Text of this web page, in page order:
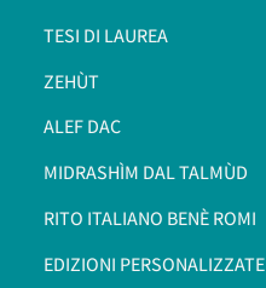
TESI DI LAUREA
ZEHÙT
ALEF DAC
MIDRASHÌM DAL TALMÙD
RITO ITALIANO BENÈ ROMI​
EDIZIONI PERSONALIZZATE